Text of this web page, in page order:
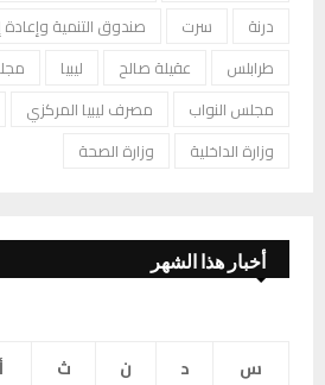
درنة
سرت صندوق التنمية وإعادة
طرابلس
عقيلة صالح ليبيا
مجلس النواب
مصرف ليبيا المركزي
وزارة الداخلية
وزارة الصحة
أخبار هذا الشهر
س
د ن ث